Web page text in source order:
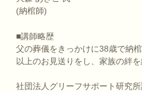
(納棺師)
■講師略歴
父の葬儀をきっかけに38歳で納
以上のお見送りをし、家族の絆を
社団法人グリーフサポート研究